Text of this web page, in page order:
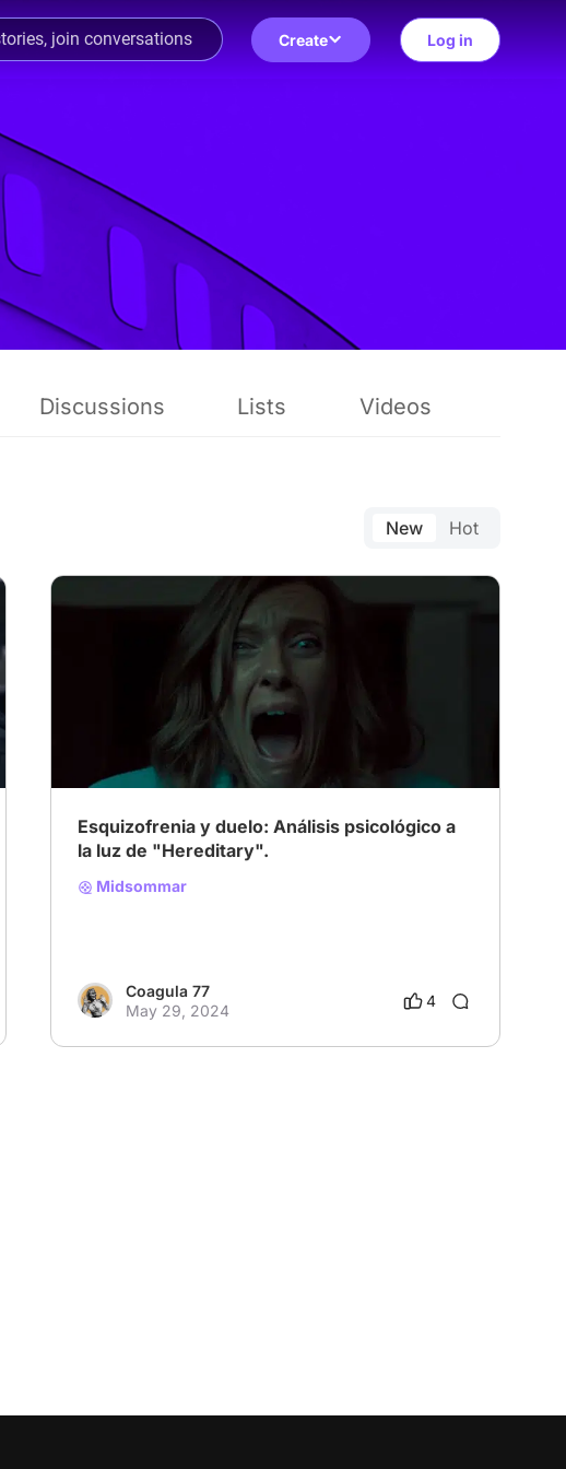
Create Log in
Discussions Lists Videos
New Hot
# Thriller # Horror
Esquizofrenia y duelo: Análisis psicológico a
la luz de "Hereditary".
Midsommar
Coagula 77
May 29, 2024
4